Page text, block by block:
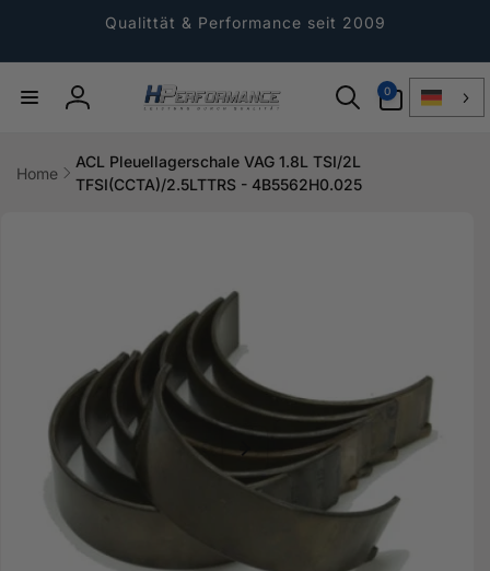
Qualittät & Performance seit 2009
Einloggen
0
Artikel
Home
ACL Pleuellagerschale VAG 1.8L TSI/2L
TFSI(CCTA)/2.5LTTRS - 4B5562H0.025